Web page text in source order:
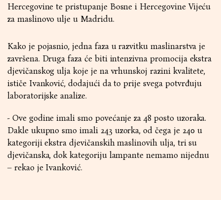
Hercegovine te pristupanje Bosne i Hercegovine Vijeću
za maslinovo ulje u Madridu.
Kako je pojasnio, jedna faza u razvitku maslinarstva je
završena. Druga faza će biti intenzivna promocija ekstra
djevičanskog ulja koje je na vrhunskoj razini kvalitete,
ističe Ivanković, dodajući da to prije svega potvrđuju
laboratorijske analize.
- Ove godine imali smo povećanje za 48 posto uzoraka.
Dakle ukupno smo imali 243 uzorka, od čega je 240 u
kategoriji ekstra djevičanskih maslinovih ulja, tri su
djevičanska, dok kategoriju lampante nemamo nijednu
– rekao je Ivanković.